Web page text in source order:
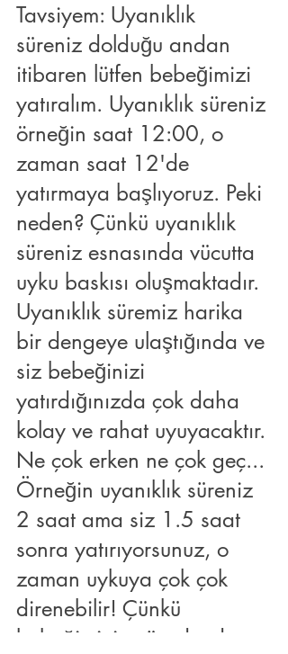
Tavsiyem: Uyanıklık
süreniz dolduğu andan
itibaren lütfen bebeğimizi
yatıralım. Uyanıklık süreniz
örneğin saat 12:00, o
zaman saat 12'de
yatırmaya başlıyoruz. Peki
neden? Çünkü uyanıklık
süreniz esnasında vücutta
uyku baskısı oluşmaktadır.
Uyanıklık süremiz harika
bir dengeye ulaştığında ve
siz bebeğinizi
yatırdığınızda çok daha
kolay ve rahat uyuyacaktır.
Ne çok erken ne çok geç...
Örneğin uyanıklık süreniz
2 saat ama siz 1.5 saat
sonra yatırıyorsunuz, o
zaman uykuya çok çok
direnebilir! Çünkü
bebeğimizin vücudunda